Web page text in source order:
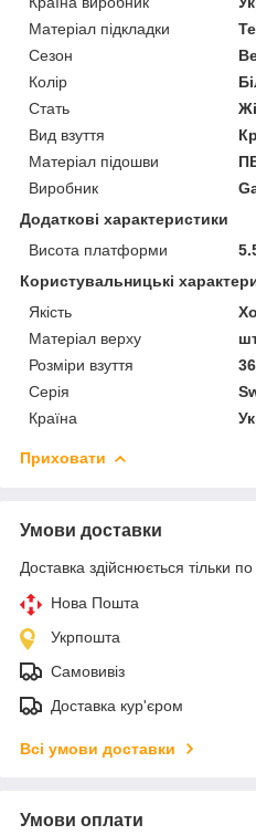
Матеріал підкладки
Сезон
Колір
Стать
Вид взуття
Матеріал підошви
Виробник
Додаткові характеристики
Висота платформи
Користувальницькі
Якість
Матеріал верху
Розміри взуття
Серія
Країна
Приховати
Умови доставки
Доставка здійснюється тільки
Нова Пошта
Укрпошта
Самовивіз
Доставка кур'єром
Всі умови доставки
Умови оплати